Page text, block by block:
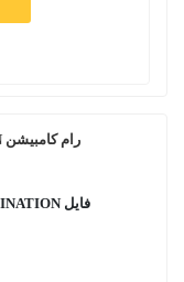
رام کامبیشن Samsung J730F COMBINATION
فایل COMBINATION سامسونگ J730F J7 (2017)